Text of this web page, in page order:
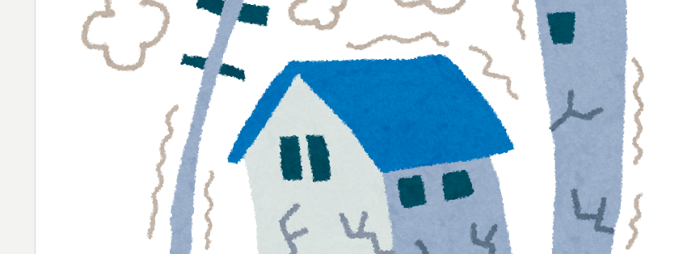
じてもらえない結婚の話…？
▶ 韓国人「SKハイニックスが10%台の暴落！外国人投資家と機関が売り越しを仕掛けコスピが4%を超え
る大幅な下落‥」
ロシア「お前らの国にある似非エッフェル塔を見せてくれ！」
海外「誰か助けて！日本で不思議な瓶に入った飲み物を貰ったんだけど、これってどうやって開ける
んだ！？」【海外の反応】
日本人「世界のみんなは普段からタコを食べてるの？」
人類は広島から何を学んだのか 原爆投下から81年、核兵器が再び増え始めた世界【海外の反応・解